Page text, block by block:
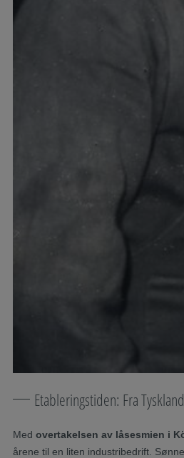
Etableringstiden: Fra
Med overtakelsen av låsesmien i
årene til en liten industribedrift.